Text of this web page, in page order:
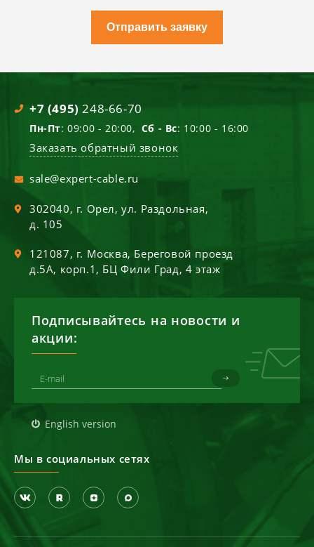
Отправить заявку
+7 (495) 248-66-70
Пн-Пт: 09:00 - 20:00, Сб - Вс: 10:00 - 16:00
Заказать обратный звонок
sale@expert-cable.ru
302040, г. Орел,ул. Раздольная,
д. 105
121087, г. Москва, Береговой проезд
д.5А, корп.1, БЦ Фили Град, 4 этаж
Подписывайтесь на новости и
акции:
English version
Мы в социальных сетях